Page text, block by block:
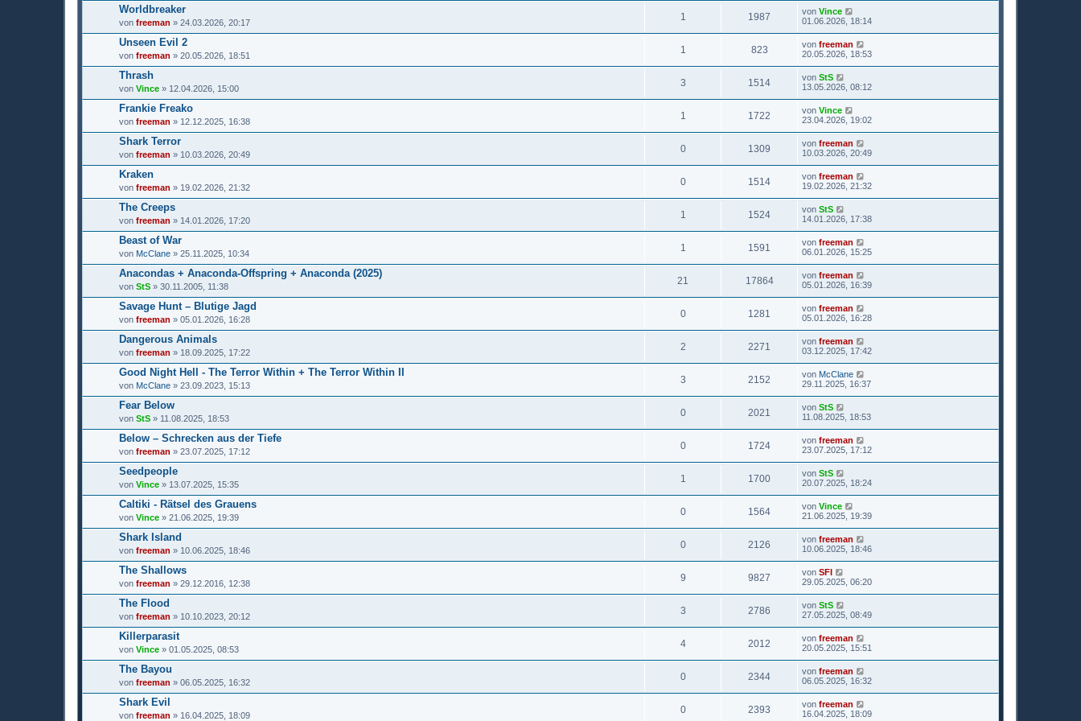
Worldbreaker
von freeman » 24.03.2026, 20:17
1 1987 von Vince
01.06.2026, 18:14
Unseen Evil 2
von freeman » 20.05.2026, 18:51
1 823 von freeman
20.05.2026, 18:53
Thrash
von Vince » 12.04.2026, 15:00
3 1514 von StS
13.05.2026, 08:12
Frankie Freako
von freeman » 12.12.2025, 16:38
1 1722 von Vince
23.04.2026, 19:02
Shark Terror
von freeman » 10.03.2026, 20:49
0 1309 von freeman
10.03.2026, 20:49
Kraken
von freeman » 19.02.2026, 21:32
0 1514 von freeman
19.02.2026, 21:32
The Creeps
von freeman » 14.01.2026, 17:20
1 1524 von StS
14.01.2026, 17:38
Beast of War
von McClane » 25.11.2025, 10:34
1 1591 von freeman
06.01.2026, 15:25
Anacondas + Anaconda-Offspring + Anaconda (2025)
von StS » 30.11.2005, 11:38
21 17864 von freeman
05.01.2026, 16:39
Savage Hunt – Blutige Jagd
von freeman » 05.01.2026, 16:28
0 1281 von freeman
05.01.2026, 16:28
Dangerous Animals
von freeman » 18.09.2025, 17:22
2 2271 von freeman
03.12.2025, 17:42
Good Night Hell - The Terror Within + The Terror Within II
von McClane » 23.09.2023, 15:13
3 2152 von McClane
29.11.2025, 16:37
Fear Below
von StS » 11.08.2025, 18:53
0 2021 von StS
11.08.2025, 18:53
Below – Schrecken aus der Tiefe
von freeman » 23.07.2025, 17:12
0 1724 von freeman
23.07.2025, 17:12
Seedpeople
von Vince » 13.07.2025, 15:35
1 1700 von StS
20.07.2025, 18:24
Caltiki - Rätsel des Grauens
von Vince » 21.06.2025, 19:39
0 1564 von Vince
21.06.2025, 19:39
Shark Island
von freeman » 10.06.2025, 18:46
0 2126 von freeman
10.06.2025, 18:46
The Shallows
von freeman » 29.12.2016, 12:38
9 9827 von SFI
29.05.2025, 06:20
The Flood
von freeman » 10.10.2023, 20:12
3 2786 von StS
27.05.2025, 08:49
Killerparasit
von Vince » 01.05.2025, 08:53
4 2012 von freeman
20.05.2025, 15:51
The Bayou
von freeman » 06.05.2025, 16:32
0 2344 von freeman
06.05.2025, 16:32
Shark Evil
von freeman » 16.04.2025, 18:09
0 2393 von freeman
16.04.2025, 18:09